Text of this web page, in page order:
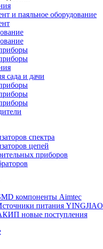
спектра
цепей
приборов
компоненты Aimtec
питания YINGJIAO
новые поступления